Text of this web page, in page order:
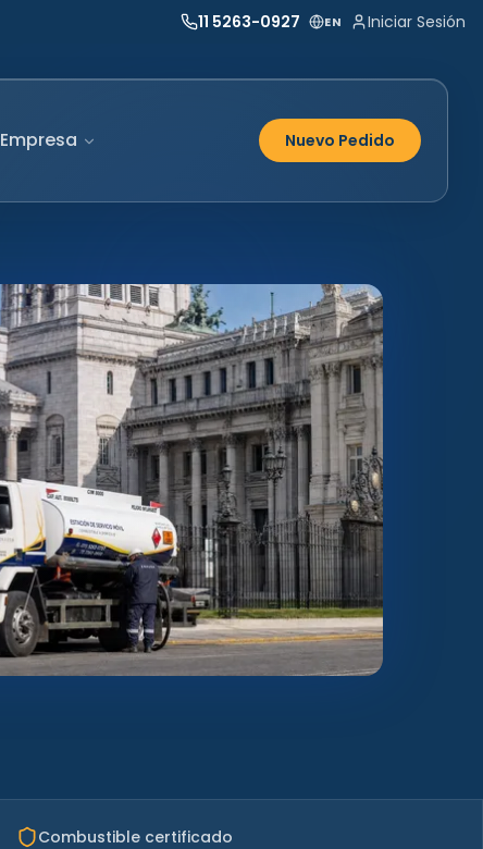
11 5263-0927 EN Iniciar Sesión
Empresa Nuevo Pedido
Combustible certificado